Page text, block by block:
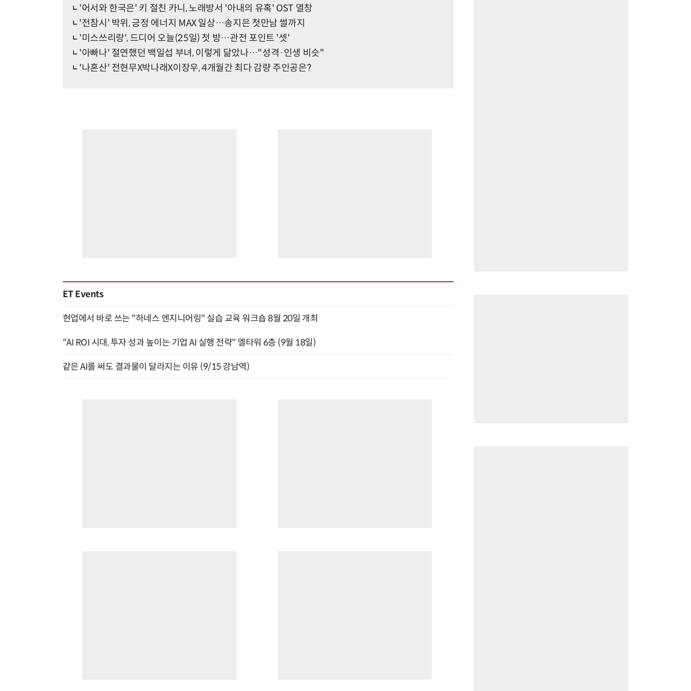
'어서와 한국은' 키 절친 카니, 노래방서 '아내의 유혹' OST 열창
'전참시' 박위, 긍정 에너지 MAX 일상…송지은 첫만남 썰까지
'미스쓰리랑', 드디어 오늘(25일) 첫 방…관전 포인트 '셋'
'아빠나' 절연했던 백일섭 부녀, 이렇게 닮았나…"성격·인생 비슷"
'나혼산' 전현무X박나래X이장우, 4개월간 최다 감량 주인공은?
ET Events
현업에서 바로 쓰는 "하네스 엔지니어링" 실습 교육 워크숍 8월 20일 개최
"AI ROI 시대, 투자 성과 높이는 기업 AI 실행 전략" 엘타워 6층 (9월 18일)
같은 AI를 써도 결과물이 달라지는 이유 (9/15 강남역)